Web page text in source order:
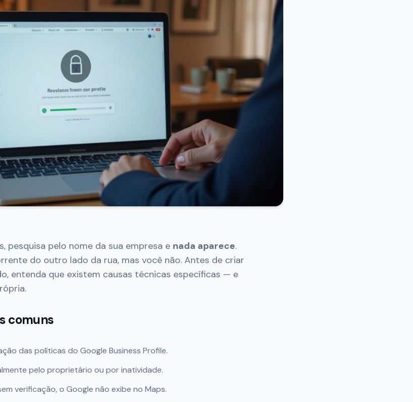
pesquisa pelo nome da sua empresa e nada aparece.
do outro lado da rua, mas você não. Antes de criar
entenda que existem causas técnicas específicas — e
comuns
das políticas do Google Business Profile.
pelo proprietário ou por inatividade.
verificação, o Google não exibe no Maps.